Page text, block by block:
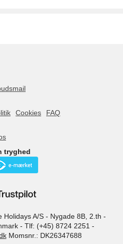
Cookies
FAQ
tryghed
Holidays A/S- Nygade 8B, 2.th -
- Tlf: (+45) 8724 2251 -
Momsnr.: DK26347688